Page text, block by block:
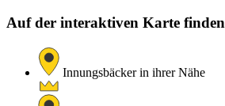
Auf der interaktiven Karte
Innungsbäcker in ihrer Nähe